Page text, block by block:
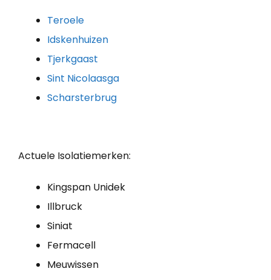
Teroele
Idskenhuizen
Tjerkgaast
Sint Nicolaasga
Scharsterbrug
Actuele Isolatiemerken:
Kingspan Unidek
Illbruck
Siniat
Fermacell
Meuwissen